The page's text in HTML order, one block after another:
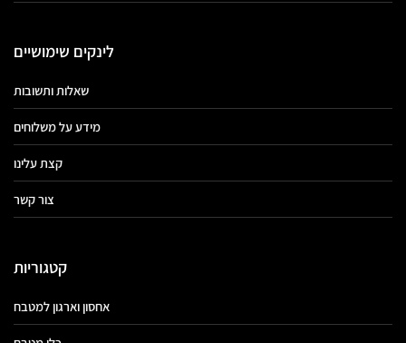
לינקים שימושיים
שאלות ותשובות
מידע על משלוחים
קצת עלינו
צור קשר
קטגוריות
אחסון וארגון למטבח